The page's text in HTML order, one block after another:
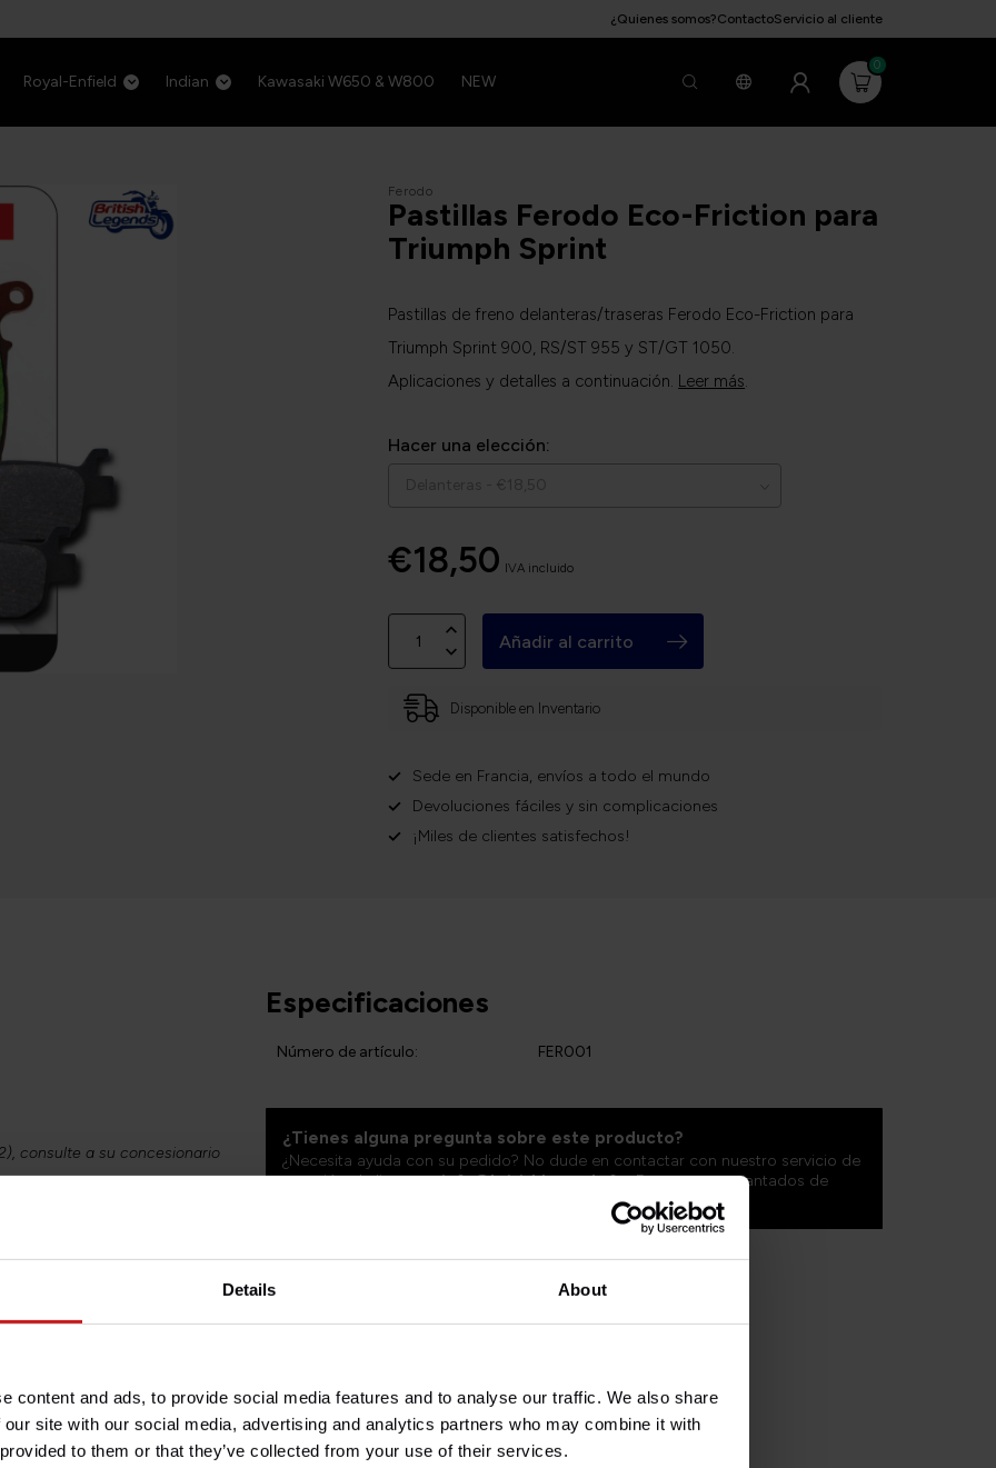
Details About
content and ads, to provide social media features and to analyse our traffic. We also share
site with our social media, advertising and analytics partners who may combine it with
to them or that they’ve collected from your use of their services.
¿Quienes somos?ContactoServicio al cliente
Royal-Enfield Indian Kawasaki W650 & W800 NEW
0
Ferodo
Pastillas Ferodo Eco-Friction para
Triumph Sprint
Pastillas de freno delanteras/traseras Ferodo Eco-Friction para
Triumph Sprint 900, RS/ST 955 y ST/GT 1050.
Aplicaciones y detalles a continuación. Leer más.
Hacer una elección:
€18,50 IVA incluido
Añadir al carrito
Disponible en Inventario
Sede en Francia, envíos a todo el mundo
Devoluciones fáciles y sin complicaciones
¡Miles de clientes satisfechos!
consulte a su concesionario
las pastillas al mismo
dos veces.
de I+D para producir la
hasta un 17 % en las
de frenado
Especificaciones
Número de artículo: FER001
¿Tienes alguna pregunta sobre este producto?
¿Necesita ayuda con su pedido? No dude en contactar con nuestro servicio de
atención al cliente eninfo@britishlegends.fr. ¡Estaremos encantados de